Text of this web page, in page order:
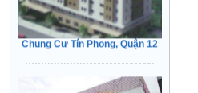
Chung Cư Tín Phong, Quận 12